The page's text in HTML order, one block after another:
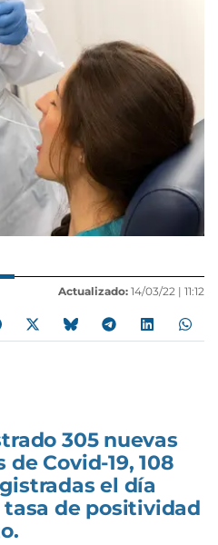
Actualizado: 14/03/22 | 11:12
305 nuevas
Covid-19, 108
el día
de positividad